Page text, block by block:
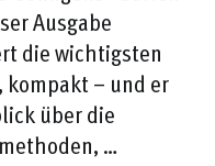
Ausgabe
die wichtigsten
– und er
über die
…